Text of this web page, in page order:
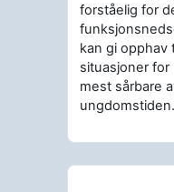
forståelig for
kan gi opphav
situasjoner
mest sårbare
ungdomstiden.